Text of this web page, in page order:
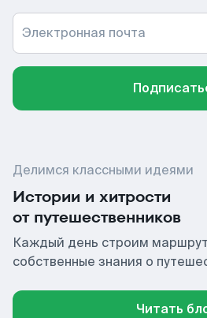
Электронная почта
Делимся классными идеями
Истории и хитрости
от путешественников
Каждый день строим
собственные знания о
Читать